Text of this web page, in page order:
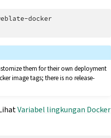
them for their own deployment
image tags; there is no release-
Variabel lingkungan Docker